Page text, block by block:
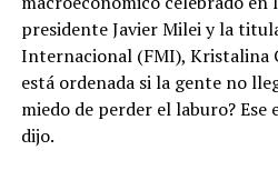
política doméstica. (TN)
presidente Javier Milei y la
Internacional (FMI), Kristalina
está ordenada si la gente no
miedo de perder el laburo? Ese
dijo.